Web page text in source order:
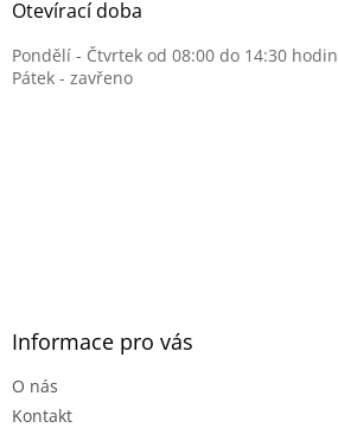
Otevírací doba
Pondělí - Čtvrtek od 08:00 do 14:30 hodin
Pátek - zavřeno
Informace pro vás
O nás
Kontakt